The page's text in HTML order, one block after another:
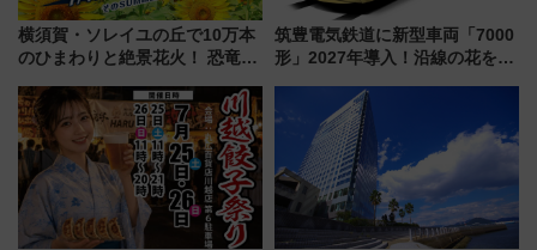
横須賀・ソレイユの丘で10万本
のひまわりと絶景花火！ 恐竜や
帰りお出かけ最新情報（2026年
7月17日～開催）
筑豊電気鉄道に新型車両「7000
形」2027年導入！沿線の花をイ
内は落ち着いたゆとりある空間
に